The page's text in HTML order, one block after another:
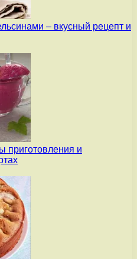
– вкусный рецепт и
приготовления и